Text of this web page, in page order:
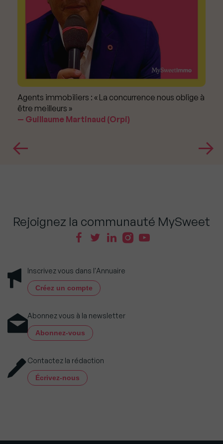
Agents immobiliers : « La concurrence nous oblige à
être meilleurs »
Guillaume Martinaud (Orpi)
Rejoignez la communauté MySweet
Inscrivez vous dans l'Annuaire
Créez un compte
Abonnez vous à la newsletter
Abonnez-vous
Contactez la rédaction
Écrivez-nous